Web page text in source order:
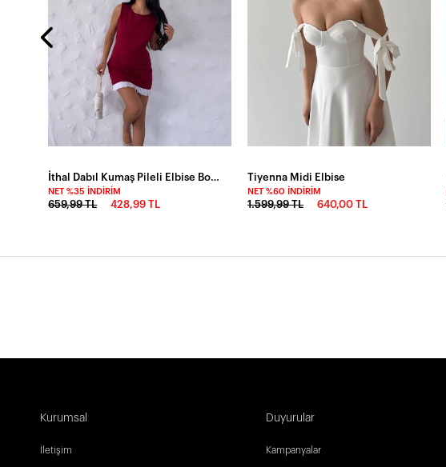
İthal Dabıl Kumaş Pileli Elbise Bordo
NET %35 İNDIRIM
659,99 TL 428,99 TL
Tiyenna Midi Elbise
NET %60 İNDIRIM
1.599,99 TL 640,00 TL
Kurumsal
İletişim
Duyurular
Kampanyalar